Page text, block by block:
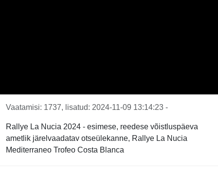
Vaatamisi: 1737, lisatud: 2024-11-09 13:14:23 -
Rallye La Nucia 2024 - esimese, reedese võistluspäeva
ametlik järelvaadatav otseülekanne, Rallye La Nucia
Mediterraneo Trofeo Costa Blanca